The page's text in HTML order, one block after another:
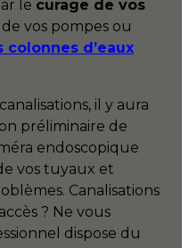
le curage de vos
vos pompes ou
d’eaux
il y aura
préliminaire de
endoscopique
vos tuyaux et
Canalisations
? Ne vous
dispose du